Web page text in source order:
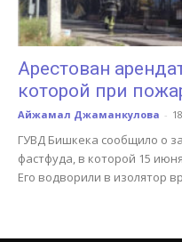
Арестован
которой при
Айжамал Джаманкулова -
ГУВД Бишкека сообщило о
фастфуда, в которой 15
Его водворили в изолятор